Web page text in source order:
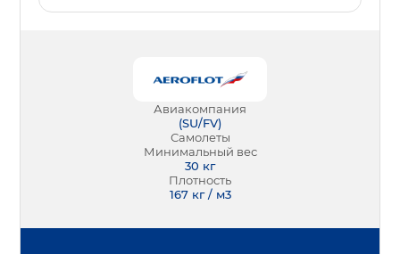
Авиакомпания
(SU/FV)
Самолеты
Минимальный вес
30 кг
Плотность
167 кг / м3